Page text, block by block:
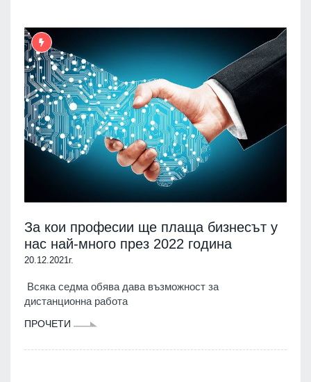
За кои професии ще плаща бизнесът у
нас най-много през 2022 година
20.12.2021г.
Всяка седма обява дава възможност за
дистанционна работа
ПРОЧЕТИ